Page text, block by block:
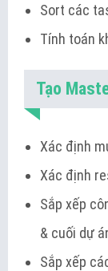
Sort các
Tính toán
Tạo
Xác định
Xác định
Sắp xếp
& cuối dự
Sắp xếp